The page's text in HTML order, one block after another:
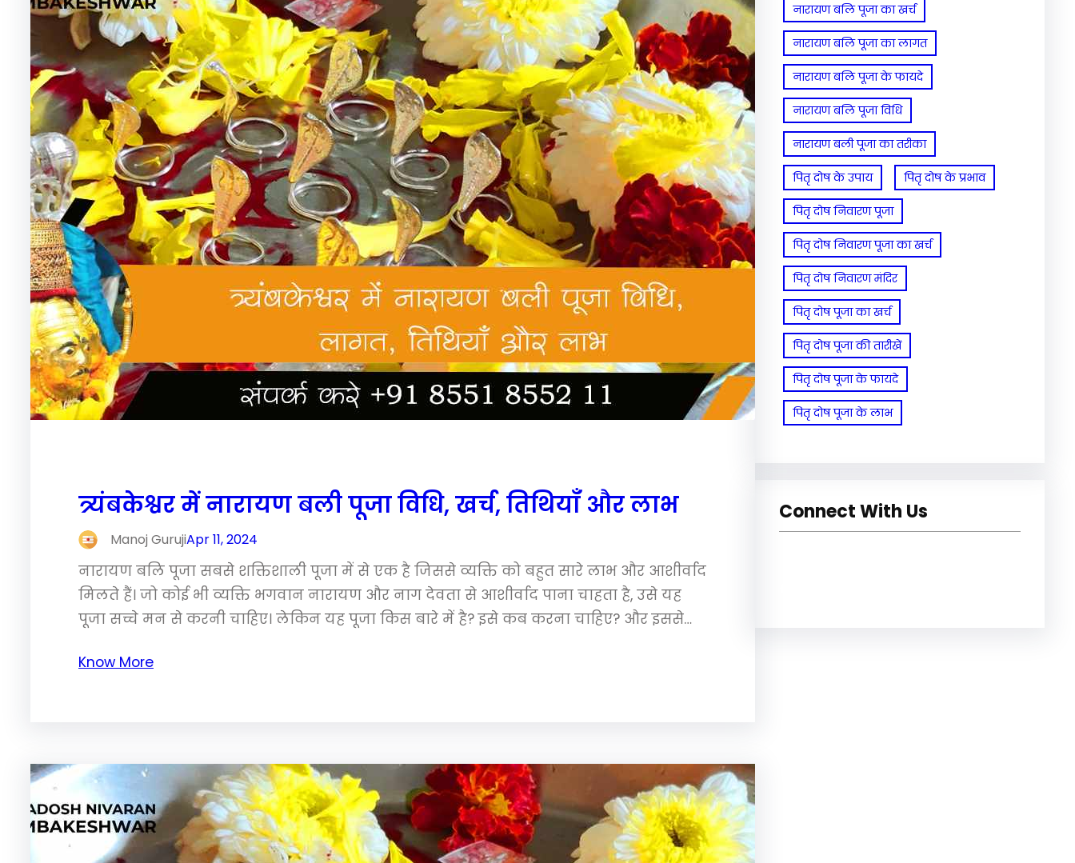
त्र्यंबकेश्वर में नारायण बली पूजा विधि, खर्च, तिथियाँ और लाभ
Manoj GurujiApr 11, 2024
नारायण बलि पूजा सबसे शक्तिशाली पूजा में से एक है जिससे व्यक्ति को बहुत सारे लाभ और आशीर्वाद
मिलते हैं। जो कोई भी व्यक्ति भगवान नारायण और नाग देवता से आशीर्वाद पाना चाहता है, उसे यह
पूजा सच्चे मन से करनी चाहिए। लेकिन यह पूजा किस बारे में है? इसे कब करना चाहिए? और इससे…
Know More
नारायण बलि पूजा का खर्च
नारायण बलि पूजा का लागत
नारायण बलि पूजा के फायदे
नारायण बलि पूजा विधि
नारायण बली पूजा का तरीका
पितृ दोष के उपाय पितृ दोष के प्रभाव
पितृ दोष निवारण पूजा
पितृ दोष निवारण पूजा का खर्च
पितृ दोष निवारण मंदिर
पितृ दोष पूजा का खर्च
पितृ दोष पूजा की तारीखें
पितृ दोष पूजा के फायदे
पितृ दोष पूजा के लाभ
Connect With Us